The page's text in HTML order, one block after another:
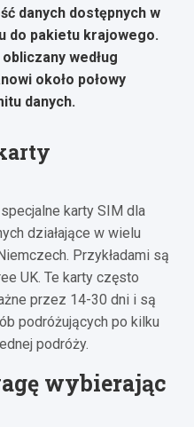
danych dostępnych w
do pakietu krajowego.
według
około połowy
danych.
karty SIM dla
działające w wielu
Przykładami są
UK. Te karty często
przez 14-30 dni i są
podróżujących po kilku
podróży.
wybierając